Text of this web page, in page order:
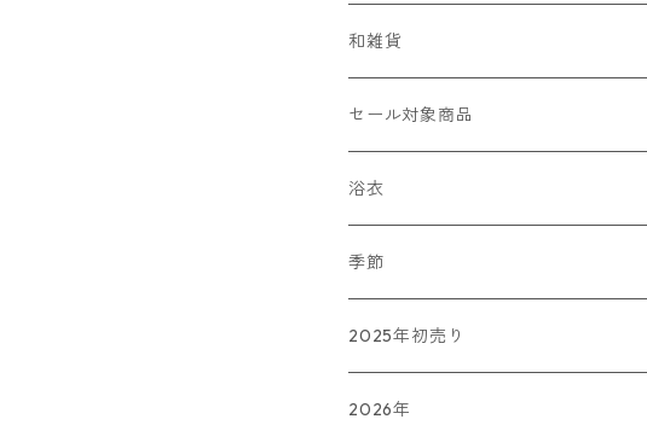
カジュアル
フォーマル
カジュアル
草履
バッグ
ショール（準備中）
和小物SACRA
織名古屋帯
和雑貨
かんざし
その他
傘
セール対象商品
浴衣
藤井絞
長板染
季節
春
夏
2025年初売り
2026年